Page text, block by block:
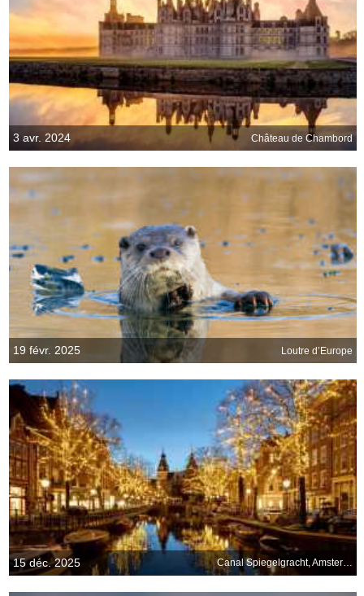
3 avr. 2024 Château de Chambord
19 févr. 2025 Loutre d’Europe
15 déc. 2025 Canal Spiegelgracht, Amsterdam, Pays-Bas